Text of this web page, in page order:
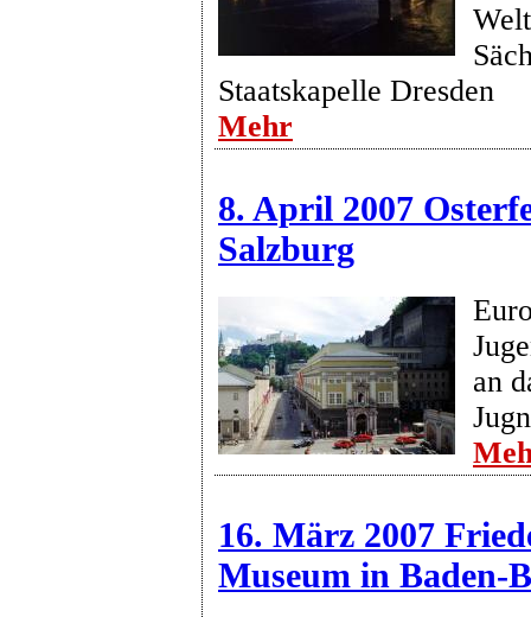
Staatskapelle Dresden
Mehr
8. April 2007
Salzburg
an
16. März 2007
Museum in Baden-